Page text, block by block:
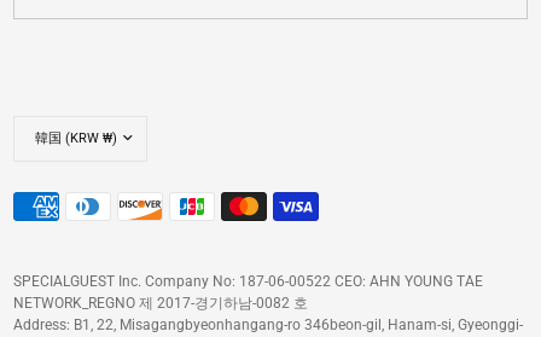
SPECIALGUEST Inc. Company No: 187-06-00522 CEO: AHN YOUNG TAE
NETWORK_REGNO 제 2017-경기하남-0082 호
Address: B1, 22, Misagangbyeonhangang-ro 346beon-gil, Hanam-si, Gyeonggi-